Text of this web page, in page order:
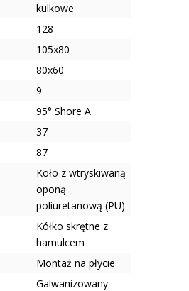
kulkowe
128
105x80
80x60
9
95° Shore A
37
87
Koło z wtryskiwaną
oponą
poliuretanową (PU)
Kółko skrętne z
hamulcem
Montaż na płycie
Galwanizowany